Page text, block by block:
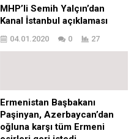
MHP’li Semih Yalçın’dan
Kanal İstanbul açıklaması
04.01.2020 0 27
Ermenistan Başbakanı
Paşinyan, Azerbaycan’dan
oğluna karşı tüm Ermeni